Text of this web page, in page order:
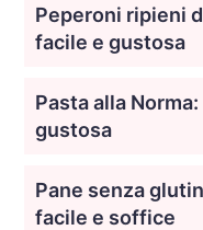
Peperoni ripieni
facile e gustosa
Pasta alla
gustosa
Pane senza
facile e soffice